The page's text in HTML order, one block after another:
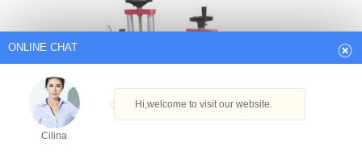
Hi,welcome to visit our website.
Cilina